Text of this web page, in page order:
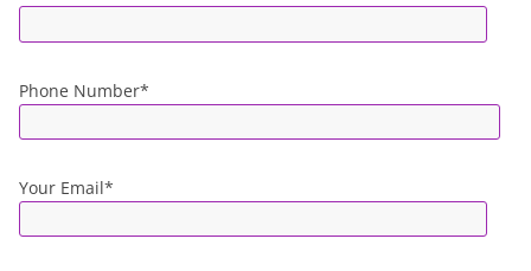
Phone Number*
Your Email*